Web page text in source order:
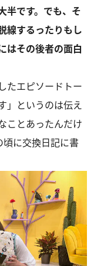
半です。でも、そ
線するったりもし
はその後者の面白
たエピソードトー
」というのは伝え
ことあったんだけ
に交換日記に書